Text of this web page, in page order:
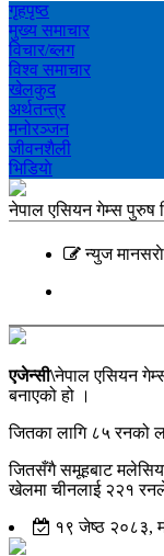
गृहपृष्ठ
मुख्य समाचार
विचार/ब्लग
विश्व समाचार
खेलकुद
अर्थतन्त्र
मनोरञ्‍जन
जीवनशैली
भिडियाे
नेपाल एसियन गेम्स पुरुष
न्युज
एजेन्सी\नेपाल एसियन
बनाएको हो ।
जितका लागि ८५ रनको
जितसँगै समूहबाट
खेलमा चीनलाई २२१
१९ जेष्ठ २०८३,